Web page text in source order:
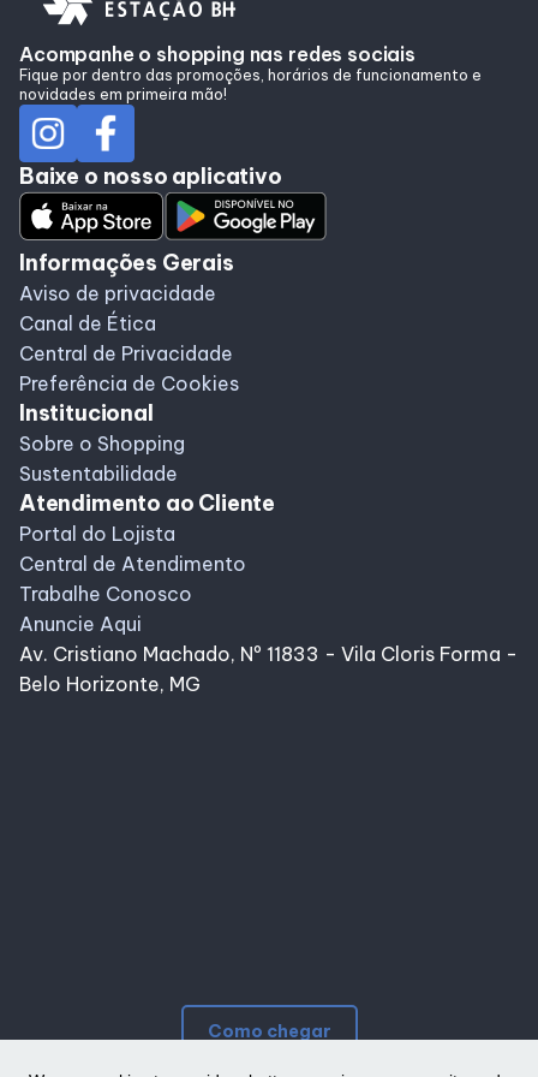
Lojas
Alimentação
Programa de Benefícios
Acompanhe o shopping nas redes sociais
Fique por dentro das promoções, horários de funcionamento e
novidades em primeira mão!
Baixe o nosso aplicativo
Informações Gerais
Aviso de privacidade
Canal de Ética
Central de Privacidade
Preferência de Cookies
Institucional
Sobre o Shopping
Sustentabilidade
Atendimento ao Cliente
Portal do Lojista
Central de Atendimento
Trabalhe Conosco
Anuncie Aqui
Av. Cristiano Machado, Nº 11833 - Vila Cloris Forma -
Belo Horizonte, MG
Como chegar